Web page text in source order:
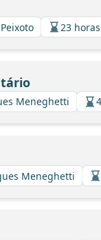
23
Meneghetti
Meneghetti